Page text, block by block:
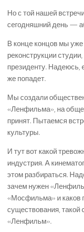
Но с той нашей
сегодняшний день —
В конце концов мы
реконструкции
президенту. Надеюсь,
же попадет.
Мы создали
«Ленфильма», на
принят. Пытаемся
культуры.
И тут вот какой
индустрия. А
этом разбираться.
зачем нужен
«Мосфильма» и каков
существования, такой
«Ленфильм».